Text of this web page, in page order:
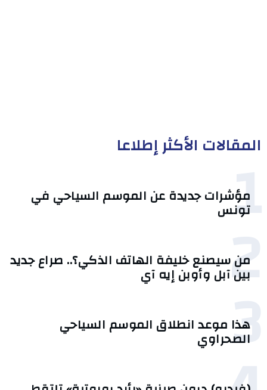
المقالات الأكثر إطلاعا
1
مؤشرات جديدة عن الموسم السياحي في
تونس
2
من سيصنع خليفة الهاتف الذكي؟.. صراع جديد
بين آبل وأوبن إيه آي
3
هذا موعد انطلاق الموسم السياحي
الصحراوي